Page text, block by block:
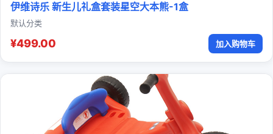
伊维诗乐 新生儿礼盒套装星空大本熊-1盒
默认分类
¥499.00 加入购物车